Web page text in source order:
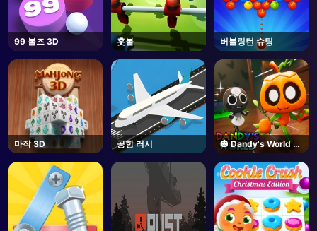
99 볼즈 3D 훗볼 버블링턴 슈팅
마작 3D 공항 러시
🎃 Dandy's World -
Unblocked Online
Game